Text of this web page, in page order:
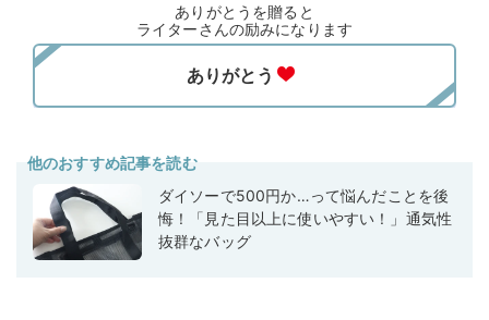
ありがとうを贈ると
ライターさんの励みになります
他のおすすめ記事を読む
ダイソーで500円か…って悩んだことを後
悔！「見た目以上に使いやすい！」通気性
抜群なバッグ